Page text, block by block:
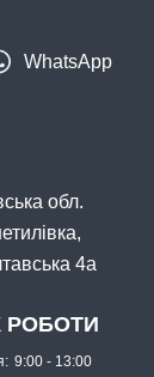
70г
обл.
4а
РОБОТИ
9:00 - 13:00
WhatsApp